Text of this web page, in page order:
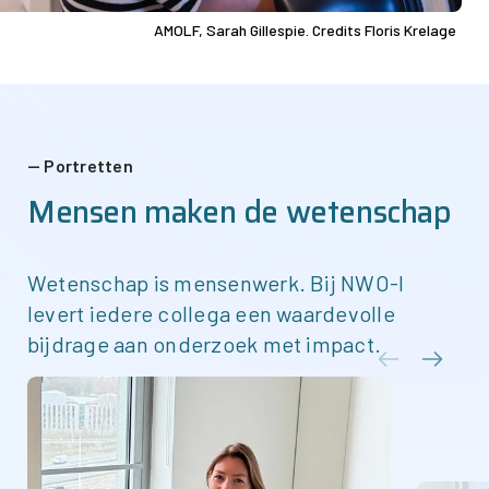
AMOLF, Sarah Gillespie. Credits Floris Krelage
Mensen maken de wetenschap
Portretten
Wetenschap is mensenwerk. Bij NWO-I
levert iedere collega een waardevolle
bijdrage aan onderzoek met impact.
Afbeelding